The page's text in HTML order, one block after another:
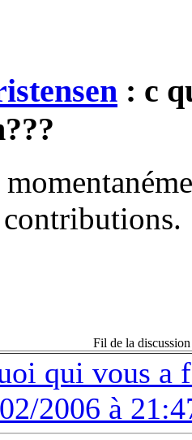
: c
Fil de la
qui vous a
2006 à